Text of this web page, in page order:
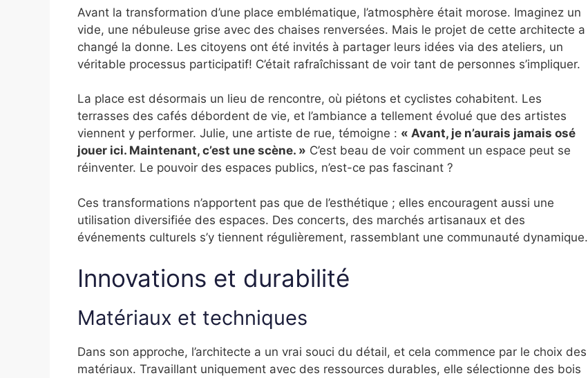
Avant la transformation d’une place emblématique, l’atmosphère était morose. Imaginez un
vide, une nébuleuse grise avec des chaises renversées. Mais le projet de cette architecte a
changé la donne. Les citoyens ont été invités à partager leurs idées via des ateliers, un
véritable processus participatif! C’était rafraîchissant de voir tant de personnes s’impliquer.
La place est désormais un lieu de rencontre, où piétons et cyclistes cohabitent. Les
terrasses des cafés débordent de vie, et l’ambiance a tellement évolué que des artistes
viennent y performer. Julie, une artiste de rue, témoigne : « Avant, je n’aurais jamais osé
jouer ici. Maintenant, c’est une scène. » C’est beau de voir comment un espace peut se
réinventer. Le pouvoir des espaces publics, n’est-ce pas fascinant ?
Ces transformations n’apportent pas que de l’esthétique ; elles encouragent aussi une
utilisation diversifiée des espaces. Des concerts, des marchés artisanaux et des
événements culturels s’y tiennent régulièrement, rassemblant une communauté dynamique.
Innovations et durabilité
Matériaux et techniques
Dans son approche, l’architecte a un vrai souci du détail, et cela commence par le choix des
matériaux. Travaillant uniquement avec des ressources durables, elle sélectionne des bois